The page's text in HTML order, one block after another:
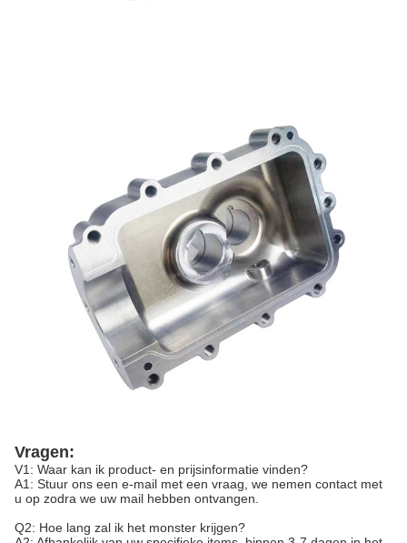
Vragen:
V1: Waar kan ik product- en prijsinformatie vinden?
A1: Stuur ons een e-mail met een vraag, we nemen contact met
u op zodra we uw mail hebben ontvangen.
Q2: Hoe lang zal ik het monster krijgen?